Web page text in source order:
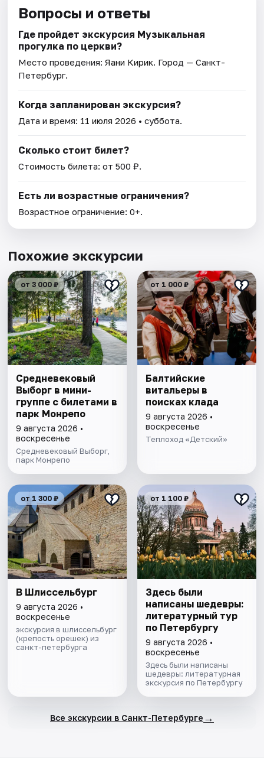
Вопросы и ответы
Где пройдет экскурсия Музыкальная
прогулка по церкви?
Место проведения:Яани Кирик. Город — Санкт-
Петербург.
Когда запланирован экскурсия?
Дата и время: 11 июля 2026 • суббота.
Сколько стоит билет?
Стоимость билета: от 500 ₽.
Есть ли возрастные ограничения?
Возрастное ограничение: 0+.
Похожие экскурсии
от 3 000 ₽
Cредневековый
Выборг в мини-
группе c билетами в
парк Монрепо
9 августа 2026 •
воскресенье
Средневековый Выборг,
парк Монрепо
от 1 000 ₽
Балтийские
витальеры в
поисках клада
9 августа 2026 •
воскресенье
Теплоход «Детский»
от 1 300 ₽
В Шлиссельбург
9 августа 2026 •
воскресенье
экскурсия в шлиссельбург
(крепость орешек) из
санкт-петербурга
от 1 100 ₽
Здесь были
написаны шедевры:
литературный тур
по Петербургу
9 августа 2026 •
воскресенье
Здесь были написаны
шедевры: литературная
экскурсия по Петербургу
Все экскурсии в Санкт-Петербурге →